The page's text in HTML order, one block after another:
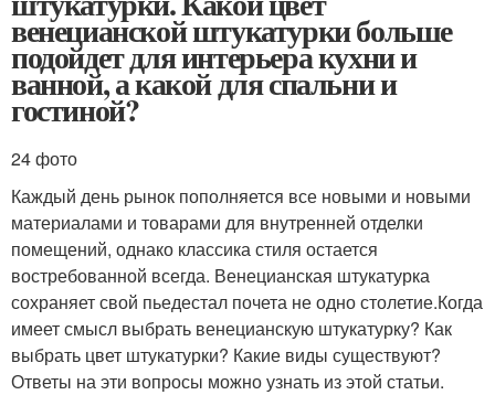
венецианской штукатурки больше
подойдет для интерьера кухни и
ванной, а какой для спальни и
гостиной?
24 фото
Каждый день рынок пополняется все новыми и новыми
материалами и товарами для внутренней отделки
помещений, однако классика стиля остается
востребованной всегда. Венецианская штукатурка
сохраняет свой пьедестал почета не одно столетие.Когда
имеет смысл выбрать венецианскую штукатурку? Как
выбрать цвет штукатурки? Какие виды существуют?
Ответы на эти вопросы можно узнать из этой статьи.